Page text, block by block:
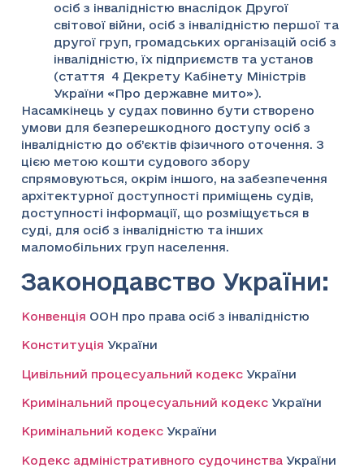
осіб з інвалідністю внаслідок Другої
світової війни, осіб з інвалідністю першої та
другої груп, громадських організацій осіб з
інвалідністю, їх підприємств та установ
(стаття 4 Декрету Кабінету Міністрів
України «Про державне мито»).
Насамкінець у судах повинно бути створено
умови для безперешкодного доступу осіб з
інвалідністю до об’єктів фізичного оточення. З
цією метою кошти судового збору
спрямовуються, окрім іншого, на забезпечення
архітектурної доступності приміщень судів,
доступності інформації, що розміщується в
суді, для осіб з інвалідністю та інших
маломобільних груп населення.
Законодавство України:
Конвенція ООН про права осіб з інвалідністю
Конституція України
Цивільний процесуальний кодекс України
Кримінальний процесуальний кодекс України
Кримінальний кодекс України
Кодекс адміністративного судочинства України